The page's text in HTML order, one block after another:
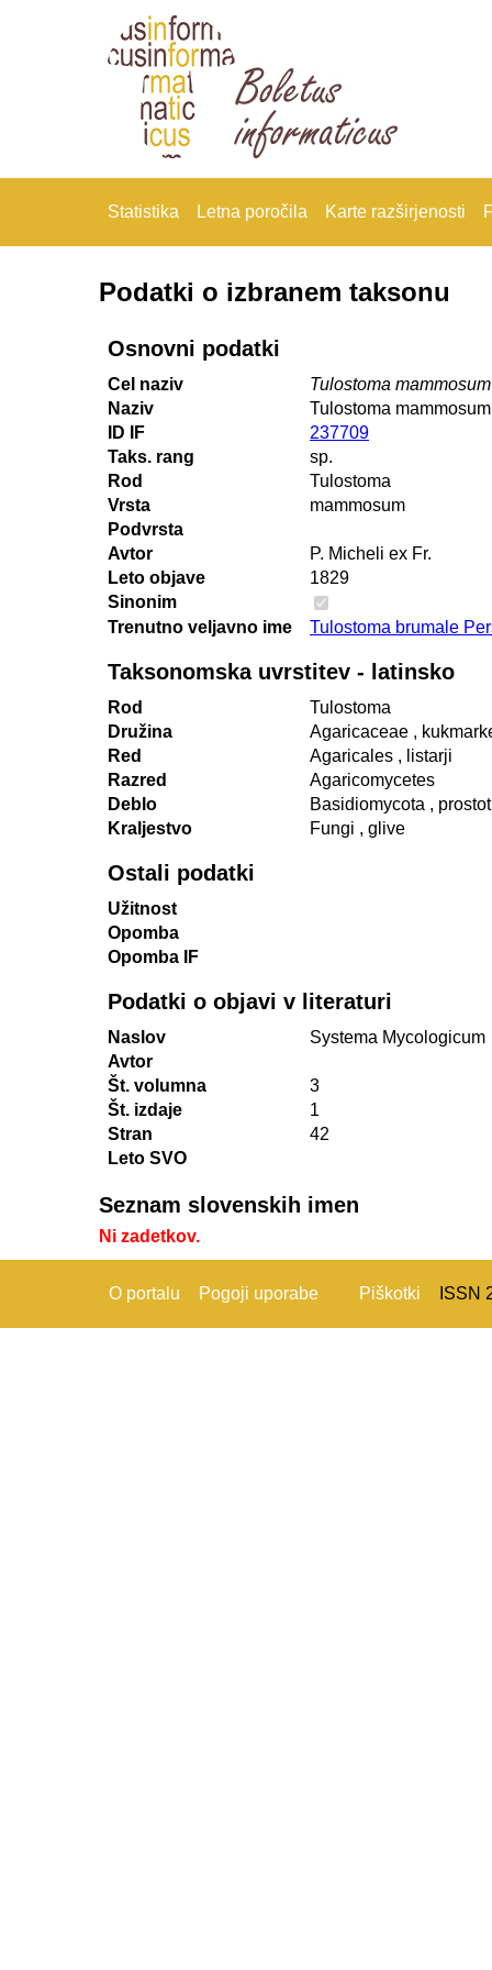
Statistika Letna poročila Karte razširjenosti
Podatki o izbranem taksonu
Osnovni podatki
Cel naziv Tulostoma mammosum
Naziv
Tulostoma mammosum
ID IF
237709
Taks. rang
sp.
Rod
Tulostoma
Vrsta
mammosum
Podvrsta
Avtor
P. Micheli ex Fr.
Leto objave
1829
Sinonim
Trenutno veljavno ime
Tulostoma brumale
Taksonomska uvrstitev - latinsko
Rod
Tulostoma
Družina
Agaricaceae ,
Red
Agaricales , listarji
Razred
Agaricomycetes
Deblo
Basidiomycota ,
Kraljestvo
Fungi , glive
Ostali podatki
Užitnost
Opomba
Opomba IF
Podatki o objavi v literaturi
Naslov
Systema Mycologicum
Avtor
Št. volumna
3
Št. izdaje
1
Stran
42
Leto SVO
Seznam slovenskih imen
Ni zadetkov.
O portalu Pogoji uporabe Piškotki ISSN